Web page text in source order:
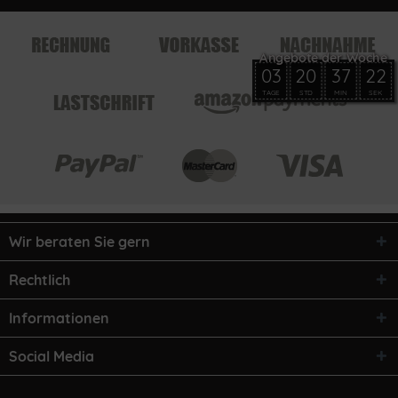
Wir beraten Sie gern
Rechtlich
Informationen
Social Media
03
TAGE
20
STD
37
MIN
22
SEK